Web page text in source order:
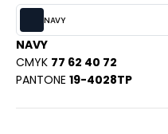
SHIRT
SHIRT
PROFESSIONNELLE
COOL
HOODS
NAVY
NAVY
CMYK 77 62 40 72
PANTONE 19-4028TP